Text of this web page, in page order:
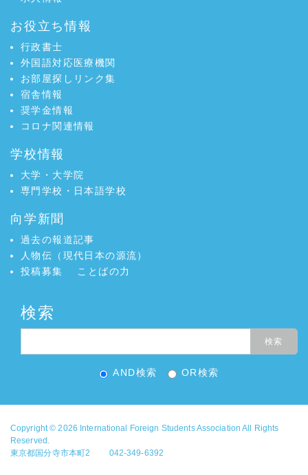
お役立ち情報
行政書士
外国語対応医療機関
お部屋探しリンク集
宿舎情報
奨学金情報
コロナ関連情報
学校情報
大学・大学院
専門学校・日本語学校
向学新聞
過去の報道記事
人物伝（現代日本の源流）
投稿募集
ことばの力
検索
AND検索 OR検索
Copyright © 2026 International Foreign Students Association All Rights
Reserved.
東京都国分寺市本町2 042-349-6392